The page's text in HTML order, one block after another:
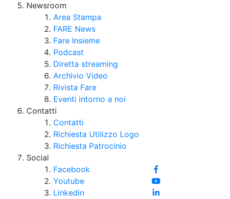
Newsroom
Area Stampa
FARE News
Fare Insieme
Podcast
Diretta streaming
Archivio Video
Rivista Fare
Eventi intorno a noi
Contatti
Contatti
Richiesta Utilizzo Logo
Richiesta Patrocinio
Social
Facebook
Youtube
Linkedin